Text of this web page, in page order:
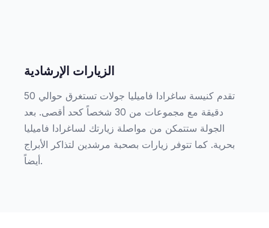
الزيارات الإرشادية
تقدم كنيسة ساغرادا فاميليا جولات تستغرق حوالي 50
دقيقة مع مجموعات من 30 شخصاً كحد أقصى. بعد
الجولة ستتمكن من مواصلة زيارتك لساغرادا فاميليا
بحرية. كما تتوفر زيارات بصحبة مرشدين لتذاكر الأبراج
أيضاً.